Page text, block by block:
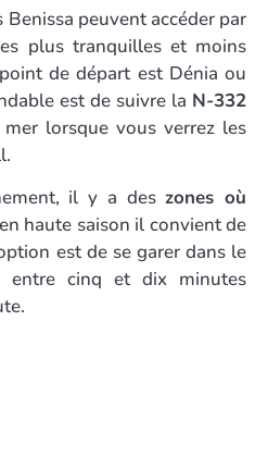
peuvent accéder par
plus tranquilles et moins
de départ est Dénia ou
est de suivre la N-332
lorsque vous verrez les
il y a deszones où
haute saison il convient de
est de se garer dans le
entre cinq et dix minutes